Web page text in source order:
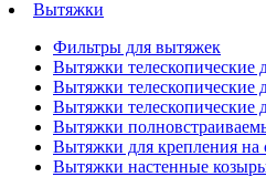
Вытяжки
Фильтры для вытяжек
Вытяжки телескопические
Вытяжки телескопические
Вытяжки телескопические
Вытяжки
Вытяжки для крепления на
Вытяжки настенные